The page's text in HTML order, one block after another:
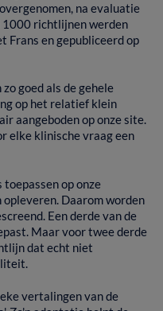
na evaluatie
1000 richtlijnen werden
Frans en gepubliceerd op
goed als de gehele
op het relatief klein
aangeboden op onze site.
elke klinische vraag een
op onze
Daarom worden
Een derde van de
Maar voor twee derde
dat echt niet
vertalingen van de